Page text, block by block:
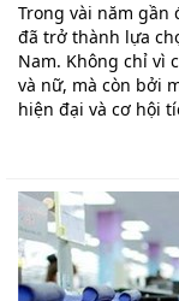
Trong vài năm gần
đã trở thành lựa
Nam. Không chỉ vì
và nữ, mà còn bởi
hiện đại và cơ hội